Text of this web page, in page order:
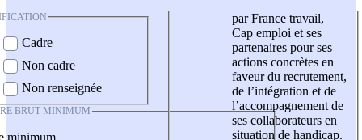
Cadre
Non cadre
Non renseignée
BRUT MINIMUM
minimum
par France travail,
Cap emploi et ses
partenaires pour ses
actions concrètes en
faveur du recrutement,
de l’intégration et de
l’accompagnement de
ses collaborateurs en
situation de handicap.